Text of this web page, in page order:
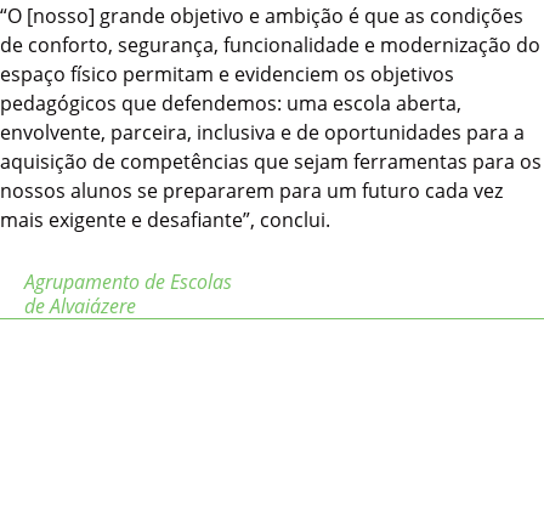
“O [nosso] grande objetivo e ambição é que as condições
de conforto, segurança, funcionalidade e modernização do
espaço físico permitam e evidenciem os objetivos
pedagógicos que defendemos: uma escola aberta,
envolvente, parceira, inclusiva e de oportunidades para a
aquisição de competências que sejam ferramentas para os
nossos alunos se prepararem para um futuro cada vez
mais exigente e desafiante”, conclui.
Agrupamento de Escolas
de Alvaiázere